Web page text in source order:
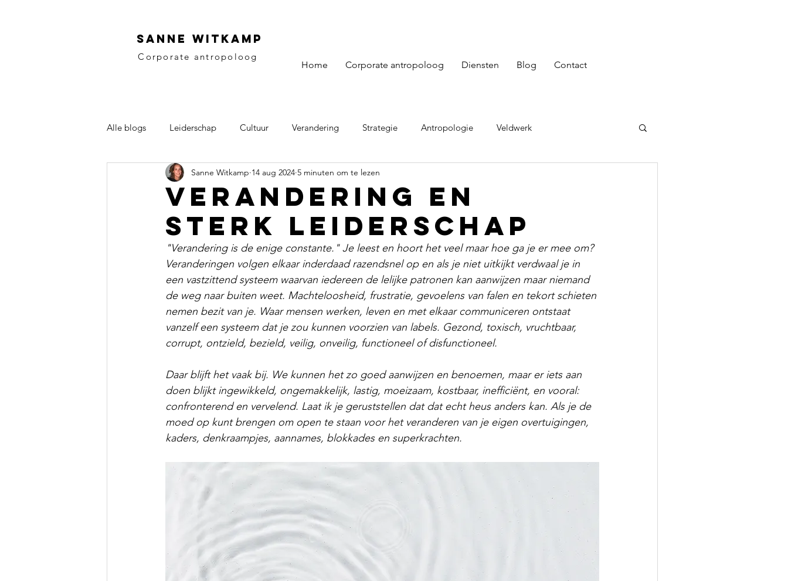
SANNE WITKAMP
Corporate antropoloog
Home Corporate antropoloog Diensten Blog Contact
Alle blogs Leiderschap Cultuur Verandering Strategie Antropologie Veldwerk
Verandering en
sterk leiderschap
Sanne Witkamp 14 aug 2024 5 minuten om te lezen
"Verandering is de enige constante." Je leest en hoort het veel maar hoe ga je er mee om?
Veranderingen volgen elkaar inderdaad razendsnel op en als je niet uitkijkt verdwaal je in
een vastzittend systeem waarvan iedereen de lelijke patronen kan aanwijzen maar niemand
de weg naar buiten weet. Machteloosheid, frustratie, gevoelens van falen en tekort schieten
nemen bezit van je. Waar mensen werken, leven en met elkaar communiceren ontstaat
vanzelf een systeem dat je zou kunnen voorzien van labels. Gezond, toxisch, vruchtbaar,
corrupt, ontzield, bezield, veilig, onveilig, functioneel of disfunctioneel.
Daar blijft het vaak bij. We kunnen het zo goed aanwijzen en benoemen, maar er iets aan
doen blijkt ingewikkeld, ongemakkelijk, lastig, moeizaam, kostbaar, inefficiënt, en vooral:
confronterend en vervelend. Laat ik je geruststellen dat dat echt heus anders kan. Als je de
moed op kunt brengen om open te staan voor het veranderen van je eigen overtuigingen,
kaders, denkraampjes, aannames, blokkades en superkrachten.